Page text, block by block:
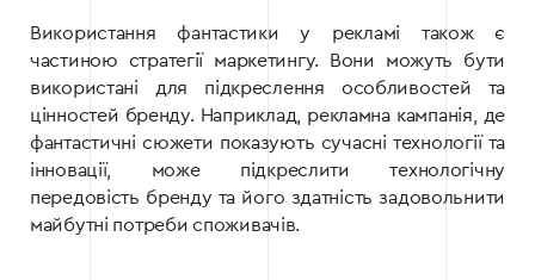
Використання фантастики у рекламі також є
частиною стратегії маркетингу. Вони можуть бути
використані для підкреслення особливостей та
цінностей бренду. Наприклад, рекламна кампанія, де
фантастичні сюжети показують сучасні технології та
інновації, може підкреслити технологічну
передовість бренду та його здатність задовольнити
майбутні потреби споживачів.